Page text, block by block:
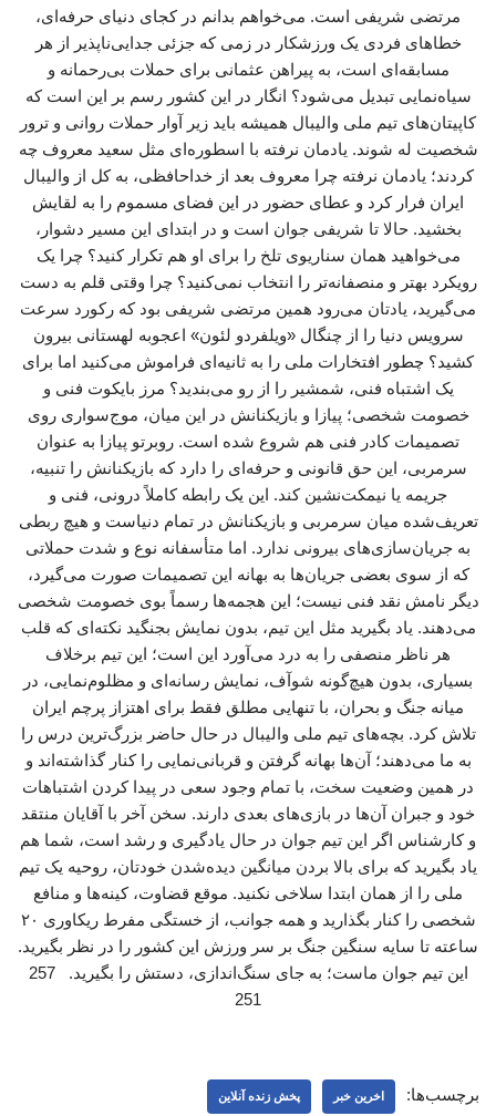
مرتضی شریفی است. می‌خواهم بدانم در کجای دنیای حرفه‌ای،
خطاهای فردی یک ورزشکار در زمی که جزئی جدایی‌ناپذیر از هر
مسابقه‌ای است، به پیراهن عثمانی برای حملات بی‌رحمانه و
سیاه‌نمایی تبدیل می‌شود؟ انگار در این کشور رسم بر این است که
کاپیتان‌های تیم ملی والیبال همیشه باید زیر آوار حملات روانی و ترور
شخصیت له شوند. یادمان نرفته با اسطوره‌ای مثل سعید معروف چه
کردند؛ یادمان نرفته چرا معروف بعد از خداحافظی، به کل از والیبال
ایران فرار کرد و عطای حضور در این فضای مسموم را به لقایش
بخشید. حالا تا شریفی جوان است و در ابتدای این مسیر دشوار،
می‌خواهید همان سناریوی تلخ را برای او هم تکرار کنید؟ چرا یک
رویکرد بهتر و منصفانه‌تر را انتخاب نمی‌کنید؟ چرا وقتی قلم به دست
می‌گیرید، یادتان می‌رود همین مرتضی شریفی بود که رکورد سرعت
سرویس دنیا را از چنگال «ویلفردو لئون» اعجوبه لهستانی بیرون
کشید؟ چطور افتخارات ملی را به ثانیه‌ای فراموش می‌کنید اما برای
یک اشتباه فنی، شمشیر را از رو می‌بندید؟ مرز بایکوت فنی و
خصومت شخصی؛ پیازا و بازیکنانش در این میان، موج‌سواری روی
تصمیمات کادر فنی هم شروع شده است. روبرتو پیازا به عنوان
سرمربی، این حق قانونی و حرفه‌ای را دارد که بازیکنانش را تنبیه،
جریمه یا نیمکت‌نشین کند. این یک رابطه کاملاً درونی، فنی و
تعریف‌شده میان سرمربی و بازیکنانش در تمام دنیاست و هیچ ربطی
به جریان‌سازی‌های بیرونی ندارد. اما متأسفانه نوع و شدت حملاتی
که از سوی بعضی جریان‌ها به بهانه این تصمیمات صورت می‌گیرد،
دیگر نامش نقد فنی نیست؛ این هجمه‌ها رسماً بوی خصومت شخصی
می‌دهند. یاد بگیرید مثل این تیم، بدون نمایش بجنگید نکته‌ای که قلب
هر ناظر منصفی را به درد می‌آورد این است؛ این تیم برخلاف
بسیاری، بدون هیچ‌گونه شوآف، نمایش رسانه‌ای و مظلوم‌نمایی، در
میانه جنگ و بحران، با تنهایی مطلق فقط برای اهتزاز پرچم ایران
تلاش کرد. بچه‌های تیم ملی والیبال در حال حاضر بزرگ‌ترین درس را
به ما می‌دهند؛ آن‌ها بهانه گرفتن و قربانی‌نمایی را کنار گذاشته‌اند و
در همین وضعیت سخت، با تمام وجود سعی در پیدا کردن اشتباهات
خود و جبران آن‌ها در بازی‌های بعدی دارند. سخن آخر با آقایان منتقد
و کارشناس اگر این تیم جوان در حال یادگیری و رشد است، شما هم
یاد بگیرید که برای بالا بردن میانگین دیده‌شدن خودتان، روحیه یک تیم
ملی را از همان ابتدا سلاخی نکنید. موقع قضاوت، کینه‌ها و منافع
شخصی را کنار بگذارید و همه جوانب، از خستگی مفرط ریکاوری ۲۰
ساعته تا سایه سنگین جنگ بر سر ورزش این کشور را در نظر بگیرید.
این تیم جوان ماست؛ به جای سنگ‌اندازی، دستش را بگیرید. 257
251
برچسب‌ها: اخرین خبر پخش زنده آنلاین